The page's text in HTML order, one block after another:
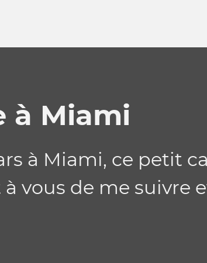
à Miami
à Miami, ce petit
à vous de me